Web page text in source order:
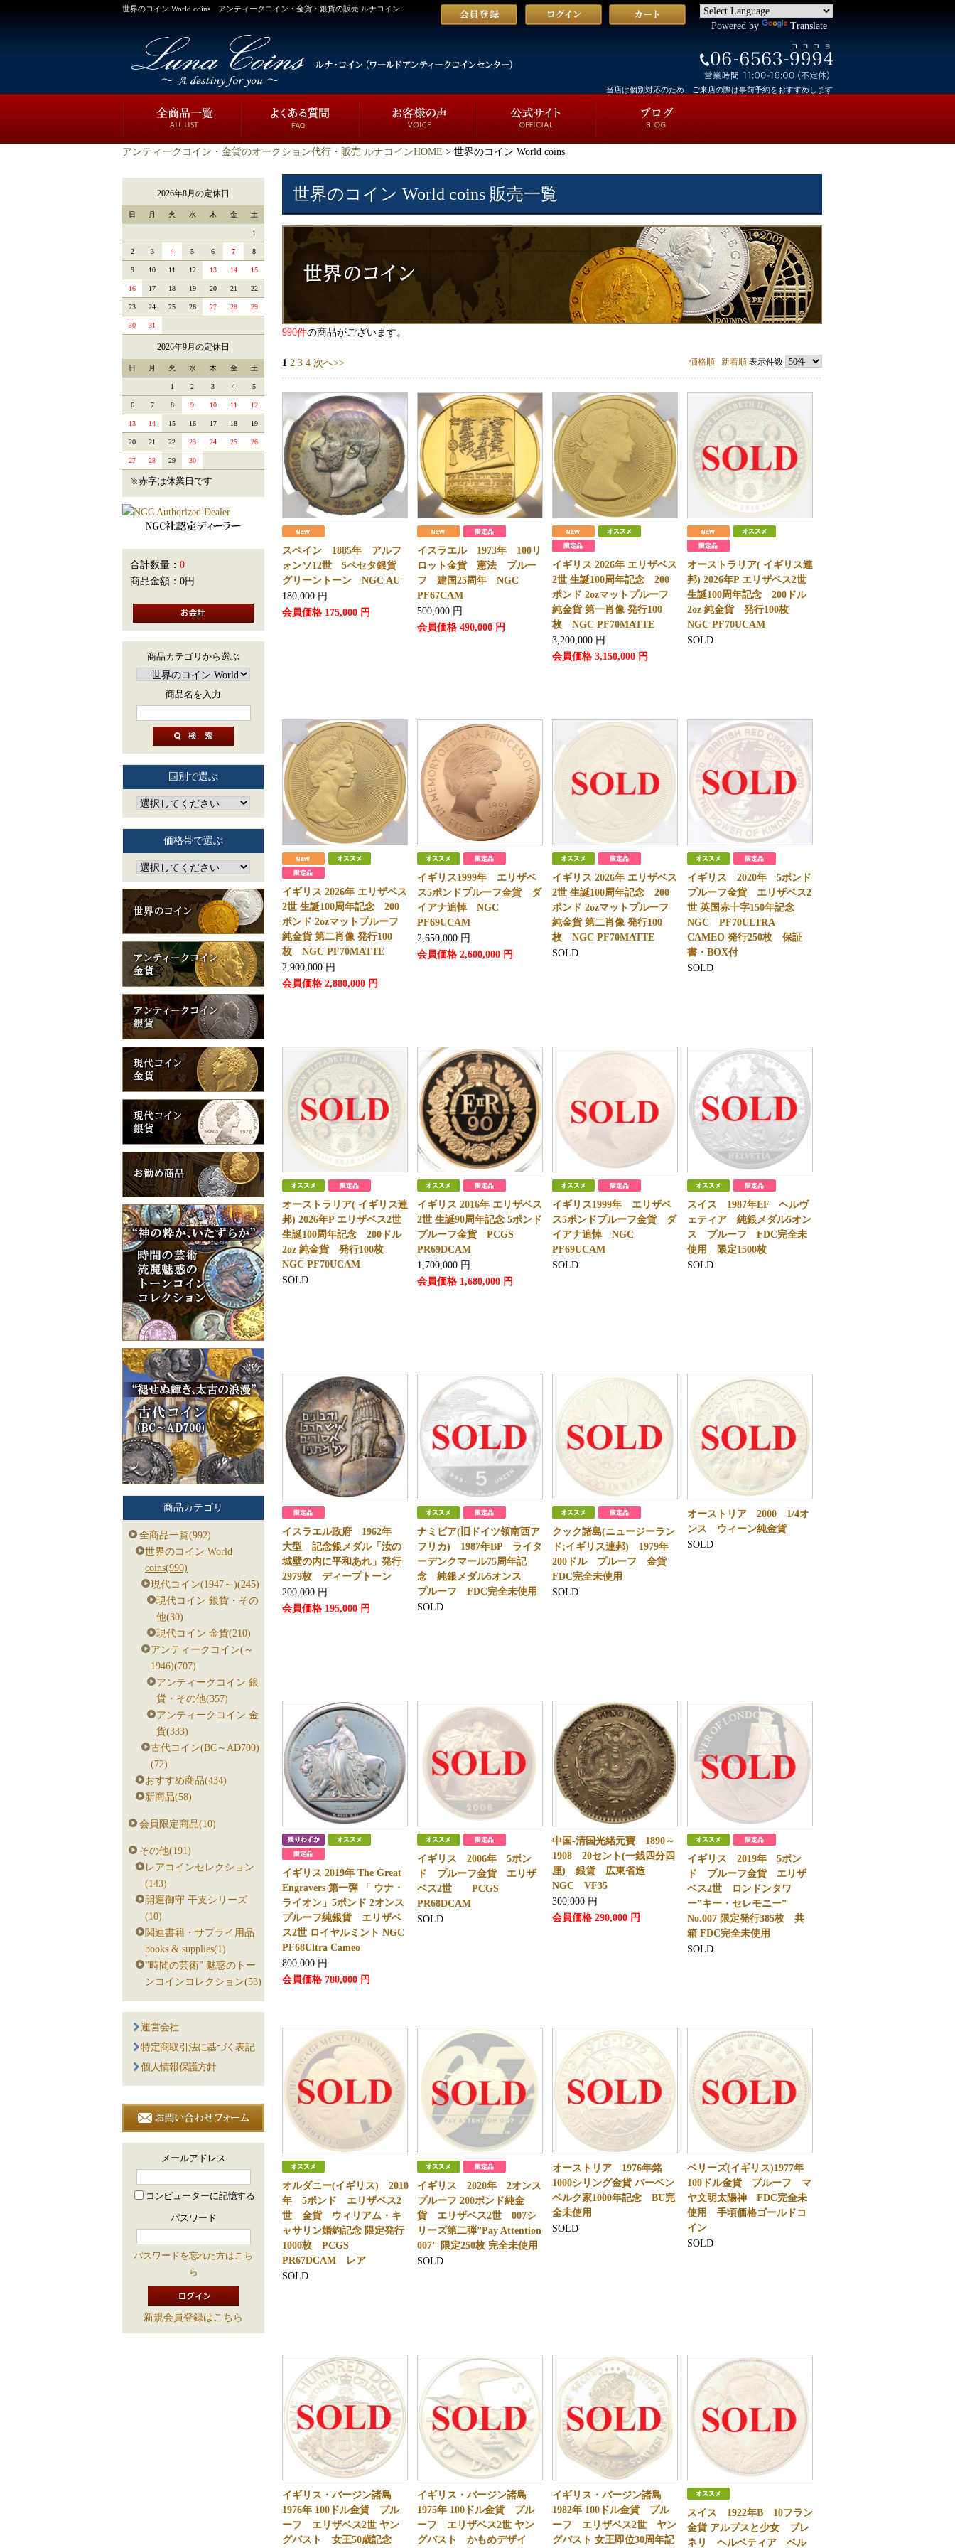
世界のコイン World coins アンティークコイン・金貨・銀貨の販売 ルナコイン
Powered by Translate
当店は個別対応のため、ご来店の際は事前予約をおすすめします
アンティークコイン・金貨のオークション代行・販売 ルナコインHOME > 世界のコイン World coins
世界のコイン World coins 販売一覧
990件の商品がございます。
価格順 新着順 表示件数
1 2 3 4 次へ>>
スペイン 1885年 アルフ
ォンソ12世 5ペセタ銀貨
グリーントーン NGC AU
180,000 円
会員価格 175,000 円
イスラエル 1973年 100リ
ロット金貨 憲法 プルー
フ 建国25周年 NGC
PF67CAM
500,000 円
会員価格 490,000円
イギリス 2026年 エリザベス
2世 生誕100周年記念 200
ポンド 2ozマットプルーフ
純金貨 第一肖像 発行100
枚 NGC PF70MATTE
3,200,000 円
会員価格 3,150,000円
オーストラリア( イギリス連
邦) 2026年P エリザベス2世
生誕100周年記念 200ドル
2oz 純金貨 発行100枚
NGC PF70UCAM
SOLD
イギリス 2026年 エリザベス
2世 生誕100周年記念 200
ポンド 2ozマットプルーフ
純金貨 第二肖像 発行100
枚 NGC PF70MATTE
2,900,000 円
会員価格 2,880,000 円
イギリス1999年 エリザベ
ス5ポンドプルーフ金貨 ダ
イアナ追悼 NGC
PF69UCAM
2,650,000 円
会員価格 2,600,000円
イギリス 2026年 エリザベス
2世 生誕100周年記念 200
ポンド 2ozマットプルーフ
純金貨 第二肖像 発行100
枚 NGC PF70MATTE
SOLD
イギリス 2020年 5ポンド
プルーフ金貨 エリザベス2
世 英国赤十字150年記念
NGC PF70ULTRA
CAMEO 発行250枚 保証
書・BOX付
SOLD
オーストラリア( イギリス連
邦) 2026年P エリザベス2世
生誕100周年記念 200ドル
2oz 純金貨 発行100枚
NGC PF70UCAM
SOLD
イギリス 2016年 エリザベス
2世 生誕90周年記念 5ポンド
プルーフ金貨 PCGS
PR69DCAM
1,700,000 円
会員価格 1,680,000円
イギリス1999年 エリザベ
ス5ポンドプルーフ金貨 ダ
イアナ追悼 NGC
PF69UCAM
SOLD
スイス 1987年EF ヘルヴ
ェティア 純銀メダル5オン
ス プルーフ FDC完全未
使用 限定1500枚
SOLD
イスラエル政府 1962年
大型 記念銀メダル「汝の
城壁の内に平和あれ」発行
2979枚 ディープトーン
200,000 円
会員価格 195,000 円
ナミビア(旧ドイツ領南西ア
フリカ) 1987年BP ライタ
ーデンクマール75周年記
念 純銀メダル5オンス
プルーフ FDC完全未使用
SOLD
クック諸島(ニュージーラン
ド;イギリス連邦) 1979年
200ドル プルーフ 金貨
FDC完全未使用
SOLD
オーストリア 2000 1/4オ
ンス ウィーン純金貨
SOLD
イギリス 2019年 The Great
Engravers 第一弾 「 ウナ・
ライオン」5ポンド 2オンス
プルーフ純銀貨 エリザベ
ス2世 ロイヤルミント NGC
PF68Ultra Cameo
800,000 円
会員価格 780,000 円
イギリス 2006年 5ポン
ド プルーフ金貨 エリザ
ベス2世 PCGS
PR68DCAM
SOLD
中国-清国光緒元寶 1890～
1908 20セント(一銭四分四
厘) 銀貨 広東省造
NGC VF35
300,000 円
会員価格 290,000円
イギリス 2019年 5ポン
ド プルーフ金貨 エリザ
ベス2世 ロンドンタワ
ー”キー・セレモニー”
No.007 限定発行385枚 共
箱 FDC完全未使用
SOLD
オルダニー(イギリス) 2010
年 5ポンド エリザベス2
世 金貨 ウィリアム・キ
ャサリン婚約記念 限定発行
1000枚 PCGS
PR67DCAM レア
SOLD
イギリス 2020年 2オンス
プルーフ 200ポンド純金
貨 エリザベス2世 007シ
リーズ第二弾”Pay Attention
007" 限定250枚 完全未使用
SOLD
オーストリア 1976年銘
1000シリング金貨 バーベン
ベルク家1000年記念 BU完
全未使用
SOLD
ベリーズ(イギリス)1977年
100ドル金貨 プルーフ マ
ヤ文明太陽神 FDC完全未
使用 手頃価格ゴールドコ
イン
SOLD
イギリス・バージン諸島
1976年 100ドル金貨 プル
ーフ エリザベス2世 ヤン
グバスト 女王50歳記念
イギリス・バージン諸島
1975年 100ドル金貨 プル
ーフ エリザベス2世 ヤン
グバスト かもめデザイ
イギリス・バージン諸島
1982年 100ドル金貨 プル
ーフ エリザベス2世 ヤン
グバスト 女王即位30周年記
スイス 1922年B 10フラン
金貨 アルプスと少女 ブレ
ネリ ヘルベティア ベル
2026年8月の定休日
日 月 火 水 木 金 土
1
2 3 4 5 6 7 8
9 10 11 12 13 14 15
16 17 18 19 20 21 22
23 24 25 26 27 28 29
30 31
2026年9月の定休日
日 月 火 水 木 金 土
1 2 3 4 5
6 7 8 9 10 11 12
13 14 15 16 17 18 19
20 21 22 23 24 25 26
27 28 29 30
※赤字は休業日です
合計数量： 0
商品金額： 0円
商品カテゴリから選ぶ
商品名を入力
国別で選ぶ
価格帯で選ぶ
商品カテゴリ
全商品一覧(992)
世界のコイン World
coins(990)
現代コイン(1947～)(245)
現代コイン 銀貨・その
他(30)
現代コイン 金貨(210)
アンティークコイン(～
1946)(707)
アンティークコイン 銀
貨・その他(357)
アンティークコイン 金
貨(333)
古代コイン(BC～AD700)
(72)
おすすめ商品(434)
新商品(58)
会員限定商品(10)
その他(191)
レアコインセレクション
(143)
開運御守 干支シリーズ
(10)
関連書籍・サプライ用品
books & supplies(1)
”時間の芸術” 魅惑のトー
ンコインコレクション(53)
運営会社
特定商取引法に基づく表記
個人情報保護方針
メールアドレス
コンピューターに記憶する
パスワード
パスワードを忘れた方はこち
ら
新規会員登録はこちら